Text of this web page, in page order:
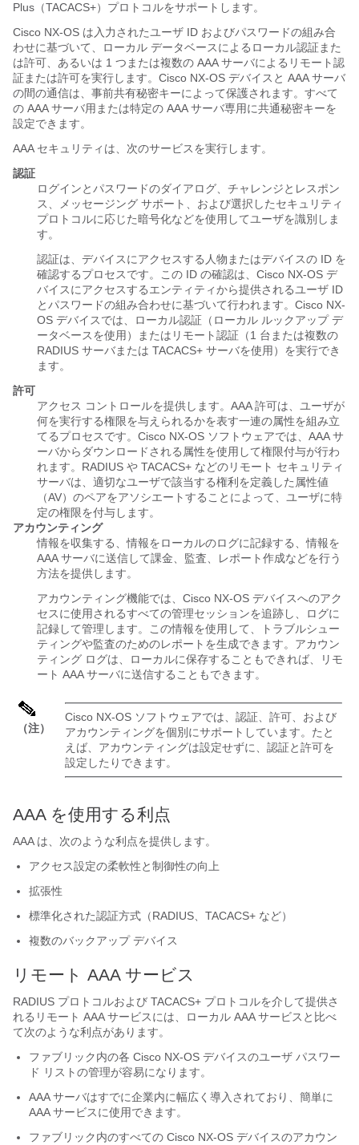
Plus（TACACS+）プロトコルをサポートします。
Cisco NX-OS は入力されたユーザ ID およびパスワードの組み合
わせに基づいて、ローカル データベースによるローカル認証また
は許可、あるいは 1 つまたは複数の AAA サーバによるリモート認
証または許可を実行します。Cisco NX-OS デバイスと AAA サーバ
の間の通信は、事前共有秘密キーによって保護されます。すべて
の AAA サーバ用または特定の AAA サーバ専用に共通秘密キーを
設定できます。
AAA セキュリティは、次のサービスを実行します。
認証
ログインとパスワードのダイアログ、チャレンジとレスポン
ス、メッセージング サポート、および選択したセキュリティ
プロトコルに応じた暗号化などを使用してユーザを識別しま
す。
認証は、デバイスにアクセスする人物またはデバイスの ID を
確認するプロセスです。この ID の確認は、Cisco NX-OS デ
バイスにアクセスするエンティティから提供されるユーザ ID
とパスワードの組み合わせに基づいて行われます。Cisco NX-
OS デバイスでは、ローカル認証（ローカル ルックアップ デ
ータベースを使用）またはリモート認証（1 台または複数の
RADIUS サーバまたは TACACS+ サーバを使用）を実行でき
ます。
許可
アクセス コントロールを提供します。AAA 許可は、ユーザが
何を実行する権限を与えられるかを表す一連の属性を組み立
てるプロセスです。Cisco NX-OS ソフトウェアでは、AAA サ
ーバからダウンロードされる属性を使用して権限付与が行わ
れます。RADIUS や TACACS+ などのリモート セキュリティ
サーバは、適切なユーザで該当する権利を定義した属性値
（AV）のペアをアソシエートすることによって、ユーザに特
定の権限を付与します。
アカウンティング
情報を収集する、情報をローカルのログに記録する、情報を
AAA サーバに送信して課金、監査、レポート作成などを行う
方法を提供します。
アカウンティング機能では、Cisco NX-OS デバイスへのアク
セスに使用されるすべての管理セッションを追跡し、ログに
記録して管理します。この情報を使用して、トラブルシュー
ティングや監査のためのレポートを生成できます。アカウン
ティング ログは、ローカルに保存することもできれば、リモ
ート AAA サーバに送信することもできます。
（注）
Cisco NX-OS ソフトウェアでは、認証、許可、および
アカウンティングを個別にサポートしています。たと
えば、アカウンティングは設定せずに、認証と許可を
設定したりできます。
AAA を使用する利点
AAA は、次のような利点を提供します。
アクセス設定の柔軟性と制御性の向上
拡張性
標準化された認証方式（RADIUS、TACACS+ など）
複数のバックアップ デバイス
リモート AAA サービス
RADIUS プロトコルおよび TACACS+ プロトコルを介して提供さ
れるリモート AAA サービスには、ローカル AAA サービスと比べ
て次のような利点があります。
ファブリック内の各 Cisco NX-OS デバイスのユーザ パスワー
ド リストの管理が容易になります。
AAA サーバはすでに企業内に幅広く導入されており、簡単に
AAA サービスに使用できます。
ファブリック内のすべての Cisco NX-OS デバイスのアカウン